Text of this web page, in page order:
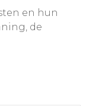
en hun
de